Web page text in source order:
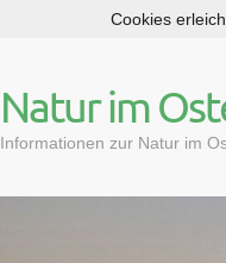
p
t
c
Natur im
Informationen zur Natur im
Cookies